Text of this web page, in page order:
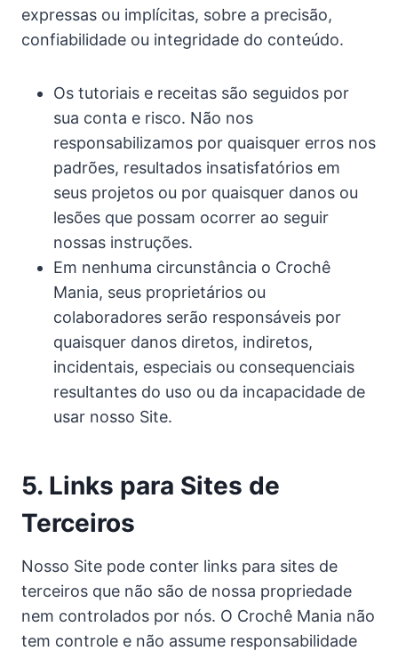
expressas ou implícitas, sobre a precisão,
confiabilidade ou integridade do conteúdo.
Os tutoriais e receitas são seguidos por
sua conta e risco. Não nos
responsabilizamos por quaisquer erros nos
padrões, resultados insatisfatórios em
seus projetos ou por quaisquer danos ou
lesões que possam ocorrer ao seguir
nossas instruções.
Em nenhuma circunstância o Crochê
Mania, seus proprietários ou
colaboradores serão responsáveis por
quaisquer danos diretos, indiretos,
incidentais, especiais ou consequenciais
resultantes do uso ou da incapacidade de
usar nosso Site.
5. Links para Sites de
Terceiros
Nosso Site pode conter links para sites de
terceiros que não são de nossa propriedade
nem controlados por nós. O Crochê Mania não
tem controle e não assume responsabilidade